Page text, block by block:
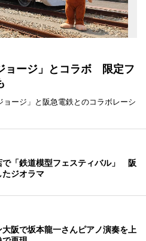
ョージ」とコラボ 限定フ
ージ」と阪急電鉄とのコラボレーシ
で「鉄道模型フェスティバル」 阪
ジオラマ
阪で坂本龍一さんピアノ演奏を上